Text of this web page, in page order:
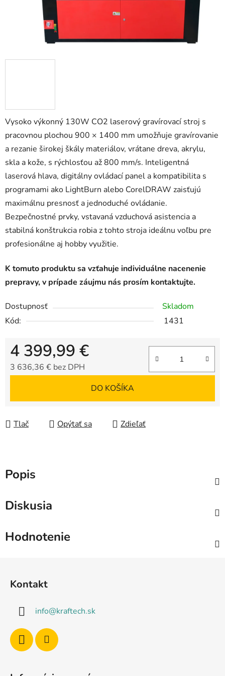
Vysoko výkonný 130W CO2 laserový gravírovací stroj s
pracovnou plochou 900 × 1400 mm umožňuje gravírovanie
a rezanie širokej škály materiálov, vrátane dreva, akrylu,
skla a kože, s rýchlosťou až 800 mm/s. Inteligentná
laserová hlava, digitálny ovládací panel a kompatibilita s
programami ako LightBurn alebo CorelDRAW zaisťujú
maximálnu presnosť a jednoduché ovládanie.
Bezpečnostné prvky, vstavaná vzduchová asistencia a
stabilná konštrukcia robia z tohto stroja ideálnu voľbu pre
profesionálne aj hobby využitie.
K tomuto produktu sa vzťahuje individuálne nacenenie
prepravy, v prípade záujmu nás prosím kontaktujte.
Dostupnosť
Skladom
Kód:
1431
4 399,99 €
3 636,36 € bez DPH
DO KOŠÍKA
Tlač Opýtať sa Zdieľať
Popis
Diskusia
Hodnotenie
Kontakt
info@kraftech.sk